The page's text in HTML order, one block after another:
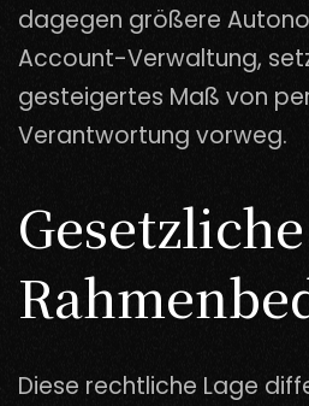
dagegen größere
Account-Verwaltung,
gesteigertes Maß von
Verantwortung vorweg.
Gesetzliche
Diese rechtliche Lage